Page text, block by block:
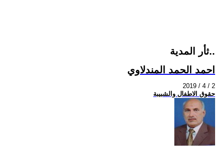
ثأر المدية..
احمد الحمد المندلاوي
2019 / 4 / 2
حقوق الاطفال والشبيبة